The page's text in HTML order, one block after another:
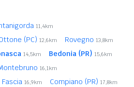
11,4km
(PC) 12,6km Rovegno 13,8km
14,5km Bedonia (PR) 15,6km
16,1km
Fascia 16,9km Compiano (PR) 17,8km